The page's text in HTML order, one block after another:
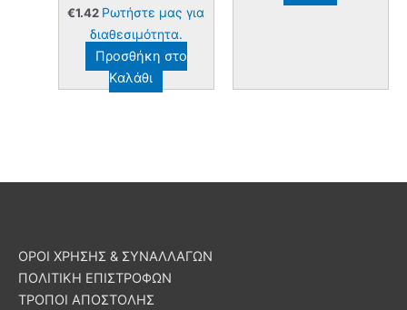
€1.42 Ρωτήστε μας για
διαθεσιμότητα.
Προσθήκη στο
Καλάθι
ΟΡΟΙ ΧΡΗΣΗΣ & ΣΥΝΑΛΛΑΓΩΝ
ΠΟΛΙΤΙΚΗ ΕΠΙΣΤΡΟΦΩΝ
ΤΡΟΠΟΙ ΑΠΟΣΤΟΛΗΣ